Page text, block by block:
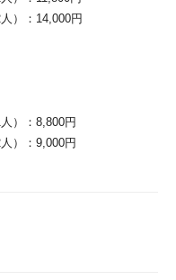
）：14,000円
）：8,800円
）：9,000円